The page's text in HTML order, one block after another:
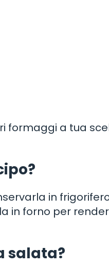
formaggi a tua
in
in forno per
salata?